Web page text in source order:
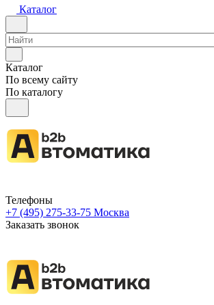
Каталог
Каталог
По всему сайту
По каталогу
Телефоны
+7 (495) 275-33-75 Москва
Заказать звонок